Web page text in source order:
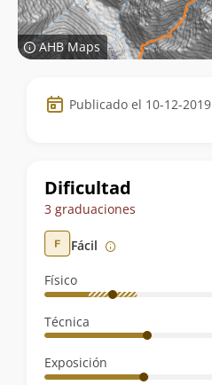
AHB Maps
Datos
de
ruta
Publicado el 10-12-2019
Dificultad
3 graduaciones
Fácil
Físico
Técnica
Exposición